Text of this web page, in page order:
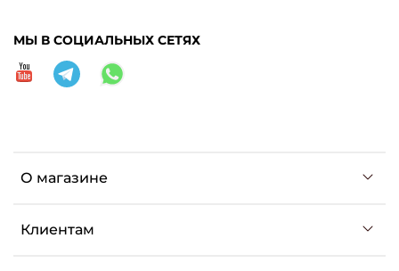
О магазине
Клиентам
МЫ В СОЦИАЛЬНЫХ СЕТЯХ